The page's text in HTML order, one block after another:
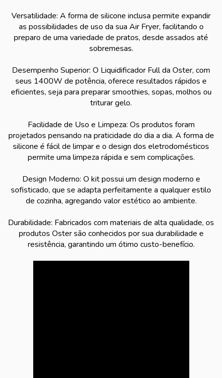
Versatilidade: A forma de silicone inclusa permite expandir
as possibilidades de uso da sua Air Fryer, facilitando o
preparo de uma variedade de pratos, desde assados até
sobremesas.
Desempenho Superior: O Liquidificador Full da Oster, com
seus 1400W de potência, oferece resultados rápidos e
eficientes, seja para preparar smoothies, sopas, molhos ou
triturar gelo.
Facilidade de Uso e Limpeza: Os produtos foram
projetados pensando na praticidade do dia a dia. A forma de
silicone é fácil de limpar e o design dos eletrodomésticos
permite uma limpeza rápida e sem complicações.
Design Moderno: O kit possui um design moderno e
sofisticado, que se adapta perfeitamente a qualquer estilo
de cozinha, agregando valor estético ao ambiente.
Durabilidade: Fabricados com materiais de alta qualidade, os
produtos Oster são conhecidos por sua durabilidade e
resistência, garantindo um ótimo custo-benefício.